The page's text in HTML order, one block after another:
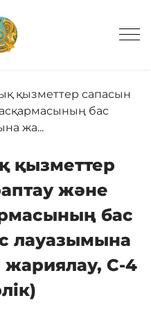
қызметтер сапасын
бас
жа...
қызметтер
және
бас
лауазымына
С-4